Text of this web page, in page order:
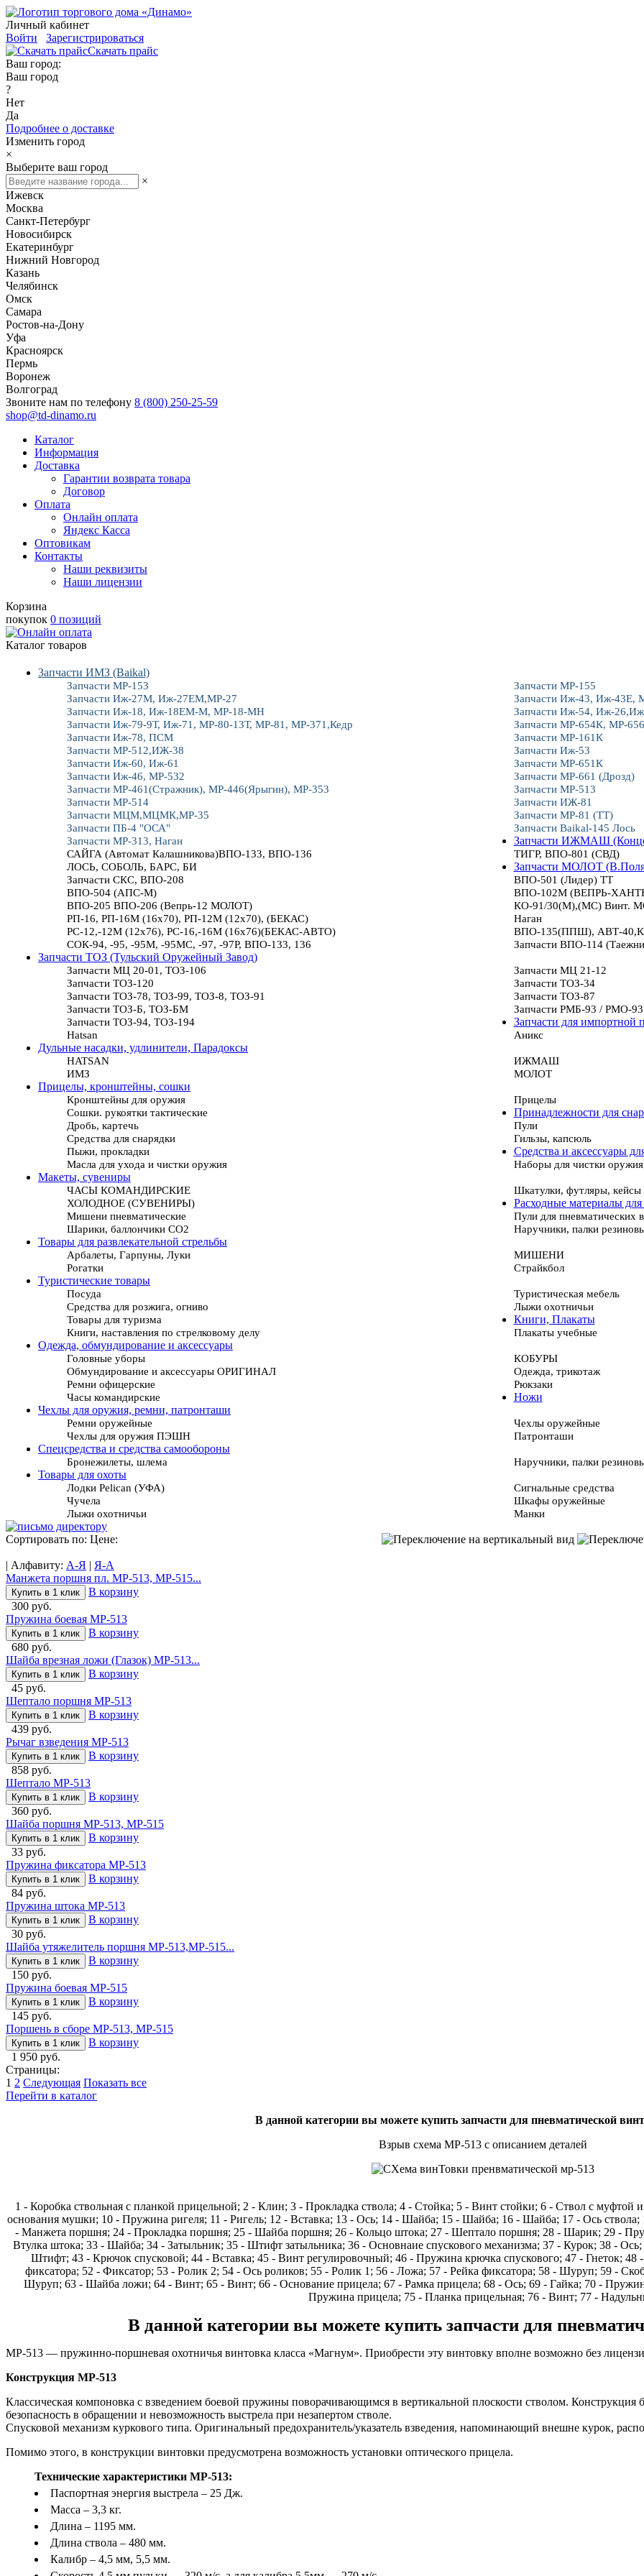
Личный кабинет
Войти
Зарегистрироваться
Скачать прайс
Ваш город:
Ваш город
?
Нет
Да
Подробнее о доставке
Изменить город
×
Выберите ваш город
×
Ижевск
Москва
Санкт-Петербург
Новосибирск
Екатеринбург
Нижний Новгород
Казань
Челябинск
Омск
Самара
Ростов-на-Дону
Уфа
Красноярск
Пермь
Воронеж
Волгоград
Звоните нам по телефону 8 (800) 250-25-59
shop@td-dinamo.ru
Каталог
Информация
Доставка
Гарантии возврата товара
Договор
Оплата
Онлайн оплата
Яндекс Касса
Оптовикам
Контакты
Наши реквизиты
Наши лицензии
Корзина
покупок 0 позиций
Каталог товаров
Запчасти ИМЗ (Baikal)
Запчасти МР-153
Запчасти МР-155
Запчасти Иж-27М, Иж-27ЕМ,МР-27
Запчасти Иж-43, Иж-43Е,
Запчасти Иж-18, Иж-18ЕМ-М, МР-18-МН
Запчасти Иж-54, Иж-
Запчасти Иж-79-9Т, Иж-71, МР-80-13Т, МР-81, МР-371,Кедр
Запчасти МР-654К, МР-
Запчасти Иж-78, ПСМ
Запчасти МР-161К
Запчасти МР-512,ИЖ-38
Запчасти Иж-53
Запчасти Иж-60, Иж-61
Запчасти МР-651К
Запчасти Иж-46, МР-532
Запчасти МР-661 (Дрозд)
Запчасти МР-461(Стражник), МР-446(Ярыгин), МР-353
Запчасти МР-513
Запчасти МР-514
Запчасти ИЖ-81
Запчасти МЦМ,МЦМК,МР-35
Запчасти МР-81 (ТТ)
Запчасти ПБ-4 "ОСА"
Запчасти Baikal-145 Лось
Запчасти МР-313, Наган
Запчасти ИЖМАШ
САЙГА (Автомат Калашникова)ВПО-133, ВПО-136
ТИГР, ВПО-801 (СВД)
ЛОСЬ, СОБОЛЬ, БАРС, БИ
Запчасти МОЛОТ
Запчасти СКС, ВПО-208
ВПО-501 (Лидер) ТТ
ВПО-504 (АПС-М)
ВПО-102М (ВЕПРЬ-
ВПО-205 ВПО-206 (Вепрь-12 МОЛОТ)
КО-91/30(М),(МС) Винт.
РП-16, РП-16М (16х70), РП-12М (12х70), (БЕКАС)
Наган
РС-12,-12М (12х76), РС-16,-16М (16х76)(БЕКАС-АВТО)
ВПО-135(ППШ), АВТ-
СОК-94, -95, -95М, -95МС, -97, -97Р, ВПО-133, 136
Запчасти ВПО-114
Запчасти ТОЗ (Тульский Оружейный Завод)
Запчасти МЦ 20-01, ТОЗ-106
Запчасти МЦ 21-12
Запчасти ТОЗ-120
Запчасти ТОЗ-34
Запчасти ТОЗ-78, ТОЗ-99, ТОЗ-8, ТОЗ-91
Запчасти ТОЗ-87
Запчасти ТОЗ-Б, ТОЗ-БМ
Запчасти РМБ-93 / РМО-93
Запчасти ТОЗ-94, ТОЗ-194
Запчасти для импортной
Hatsan
Аникс
Дульные насадки, удлинители, Парадоксы
HATSAN
ИЖМАШ
ИМЗ
МОЛОТ
Прицелы, кронштейны, сошки
Кронштейны для оружия
Прицелы
Сошки. рукоятки тактические
Принадлежности для
Дробь, картечь
Пули
Средства для снарядки
Гильзы, капсюль
Пыжи, прокладки
Средства и аксессуары
Масла для ухода и чистки оружия
Наборы для чистки
Макеты, сувениры
ЧАСЫ КОМАНДИРСКИЕ
Шкатулки, футляры, кейсы
ХОЛОДНОЕ (СУВЕНИРЫ)
Расходные материалы
Мишени пневматические
Пули для пневматических
Шарики, баллончики СО2
Наручники, палки
Товары для развлекательной стрельбы
Арбалеты, Гарпуны, Луки
МИШЕНИ
Рогатки
Страйкбол
Туристические товары
Посуда
Туристическая мебель
Средства для розжига, огниво
Лыжи охотничьи
Товары для туризма
Книги, Плакаты
Книги, наставления по стрелковому делу
Плакаты учебные
Одежда, обмундирование и аксессуары
Головные уборы
КОБУРЫ
Обмундирование и аксессуары ОРИГИНАЛ
Одежда, трикотаж
Ремни офицерские
Рюкзаки
Часы командирские
Ножи
Чехлы для оружия, ремни, патронташи
Ремни оружейные
Чехлы оружейные
Чехлы для оружия ПЭШН
Патронташи
Спецсредства и средства самообороны
Бронежилеты, шлема
Наручники, палки
Товары для охоты
Лодки Pelican (УФА)
Сигнальные средства
Чучела
Шкафы оружейные
Лыжи охотничьи
Манки
Сортировать по: Цене:
| Алфавиту: А-Я | Я-А
Манжета поршня пл. МР-513, МР-515...
Купить в 1 клик
В корзину
300 руб.
Пружина боевая МР-513
Купить в 1 клик
В корзину
680 руб.
Шайба врезная ложи (Глазок) МР-513...
Купить в 1 клик
В корзину
45 руб.
Шептало поршня МР-513
Купить в 1 клик
В корзину
439 руб.
Рычаг взведения МР-513
Купить в 1 клик
В корзину
858 руб.
Шептало МР-513
Купить в 1 клик
В корзину
360 руб.
Шайба поршня МР-513, МР-515
Купить в 1 клик
В корзину
33 руб.
Пружина фиксатора МР-513
Купить в 1 клик
В корзину
84 руб.
Пружина штока МР-513
Купить в 1 клик
В корзину
30 руб.
Шайба утяжелитель поршня МР-513,МР-515...
Купить в 1 клик
В корзину
150 руб.
Пружина боевая МР-515
Купить в 1 клик
В корзину
145 руб.
Поршень в сборе МР-513, МР-515
Купить в 1 клик
В корзину
1 950 руб.
Страницы:
1 2 Следующая Показать все
Перейти в каталог
В данной категории вы можете купить запчасти для пневматической
Взрыв схема МР-513 с описанием деталей
1 - Коробка ствольная с планкой прицельной; 2 - Клин; 3 - Прокладка ствола; 4 - Стойка; 5 - Винт стойки; 6 - Ствол с
основания мушки; 10 - Пружина ригеля; 11 - Ригель; 12 - Вставка; 13 - Ось; 14 - Шайба; 15 - Шайба; 16 - Шайба; 17 - Ось
- Манжета поршня; 24 - Прокладка поршня; 25 - Шайба поршня; 26 - Кольцо штока; 27 - Шептало поршня; 28 - Шарик; 29 -
Втулка штока; 33 - Шайба; 34 - Затыльник; 35 - Штифт затыльника; 36 - Основнаие спускового механизма; 37 - Курок; 38 -
Штифт; 43 - Крючок спусковой; 44 - Вставка; 45 - Винт регулировочный; 46 - Пружина крючка спускового; 47 - Гнеток;
фиксатора; 52 - Фиксатор; 53 - Ролик 2; 54 - Ось роликов; 55 - Ролик 1; 56 - Ложа; 57 - Рейка фиксатора; 58 - Шуруп; 59 -
Шуруп; 63 - Шайба ложи; 64 - Винт; 65 - Винт; 66 - Основание прицела; 67 - Рамка прицела; 68 - Ось; 69 - Гайка; 70 -
Пружина прицела; 75 - Планка прицельная; 76 - Винт; 77 -
В данной категории вы можете купить запчасти для
МР-513 — пружинно-поршневая охотничья винтовка класса «Магнум». Приобрести эту винтовку вполне возможно без
Конструкция МР-513
Классическая компоновка с взведением боевой пружины поворачивающимся в вертикальной плоскости стволом. Конструкция
безопасность в обращении и невозможность выстрела при незапертом стволе.
Спусковой механизм куркового типа. Оригинальный предохранитель/указатель взведения, напоминающий внешне курок,
Помимо этого, в конструкции винтовки предусмотрена возможность установки оптического прицела.
Технические характеристики МР-513:
Паспортная энергия выстрела – 25 Дж.
Масса – 3,3 кг.
Длина – 1195 мм.
Длина ствола – 480 мм.
Калибр – 4,5 мм, 5,5 мм.